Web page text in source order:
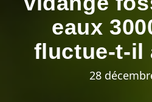
eaux
fluctue-t-il
28